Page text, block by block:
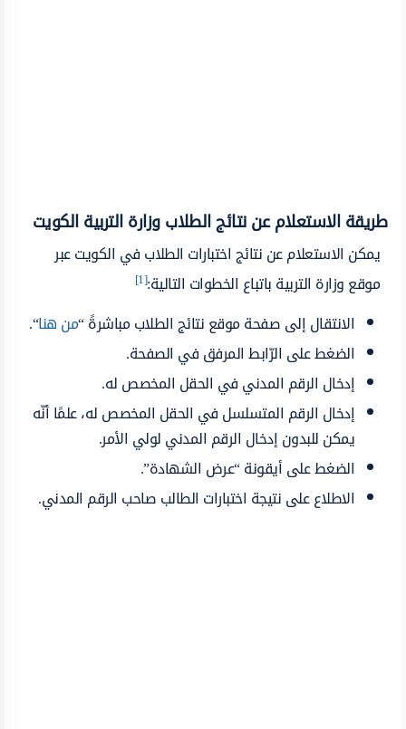
طريقة الاستعلام عن نتائج الطلاب وزارة التربية الكويت
يمكن الاستعلام عن نتائج اختبارات الطلاب في الكويت عبر
موقع وزارة التربية باتباع الخطوات التالية:[1]
الانتقال إلى صفحة موقع نتائج الطلاب مباشرةً “من هنا“.
الضغط على الرّابط المرفق في الصفحة.
إدخال الرقم المدني في الحقل المخصص له.
إدخال الرقم المتسلسل في الحقل المخصص له، علمًا أنّه
يمكن للبدون إدخال الرقم المدني لولي الأمر.
الضغط على أيقونة “عرض الشهادة”.
الاطلاع على نتيجة اختبارات الطالب صاحب الرقم المدني.